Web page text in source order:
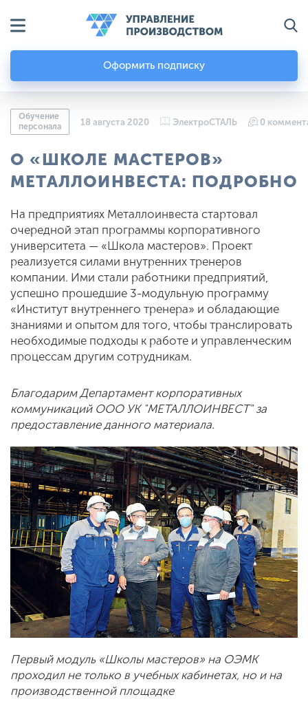
Оформить подписку
Обучение
персонала
18 августа 2020 ЭлектроСТАЛЬ 0
О «ШКОЛЕ МАСТЕРОВ»
МЕТАЛЛОИНВЕСТА: ПОДРОБНО
На предприятиях Металлоинвеста стартовал
очередной этап программы корпоративного
университета — «Школа мастеров». Проект
реализуется силами внутренних тренеров
компании. Ими стали работники предприятий,
успешно прошедшие 3-модульную программу
«Институт внутреннего тренера» и обладающие
знаниями и опытом для того, чтобы транслировать
необходимые подходы к работе и управленческим
процессам другим сотрудникам.
Благодарим Департамент корпоративных
коммуникаций ООО УК "МЕТАЛЛОИНВЕСТ" за
предоставление данного материала.
Первый модуль «Школы мастеров» на ОЭМК
проходил не только в учебных кабинетах, но и на
производственной площадке